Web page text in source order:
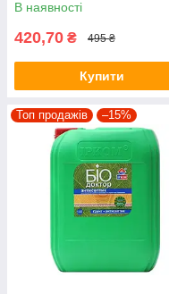
В наявності
420,70 ₴ 495 ₴
Купити
Топ продажів –15%